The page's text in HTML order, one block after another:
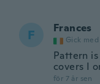
F Frances
Gick med
Pattern
covers I
för 7 år sen